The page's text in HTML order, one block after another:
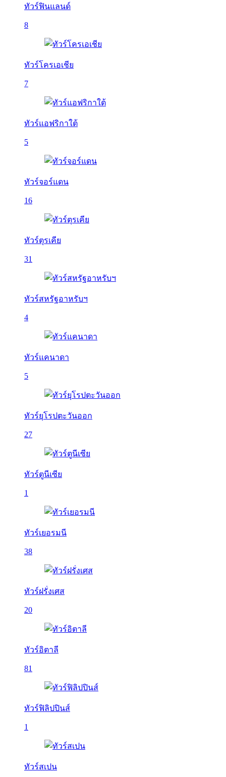
ทัวร์ฟินแลนด์
8
ทัวร์โครเอเชีย
7
ทัวร์แอฟริกาใต้
5
ทัวร์จอร์แดน
16
ทัวร์ตุรเคีย
31
ทัวร์สหรัฐอาหรับฯ
4
ทัวร์แคนาดา
5
ทัวร์ยุโรปตะวันออก
27
ทัวร์ตูนีเซีย
1
ทัวร์เยอรมนี
38
ทัวร์ฝรั่งเศส
20
ทัวร์อิตาลี
81
ทัวร์ฟิลิปปินส์
1
ทัวร์สเปน